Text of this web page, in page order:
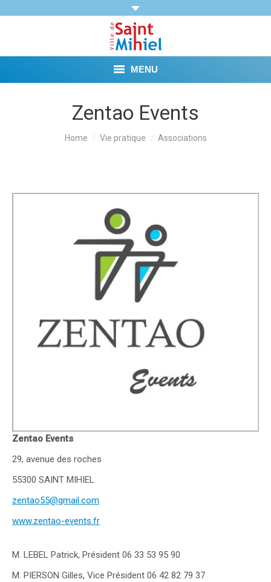
MENU
Agenda
Vie municipale
Vie pratique
Tourisme et Mémoire
Zentao Events
Home Vie pratique Associations
Zentao Events
29, avenue des roches
55300 SAINT MIHIEL
zentao55@gmail.com
www.zentao-events.fr
M. LEBEL Patrick, Président 06 33 53 95 90
M. PIERSON Gilles, Vice Président 06 42 82 79 37